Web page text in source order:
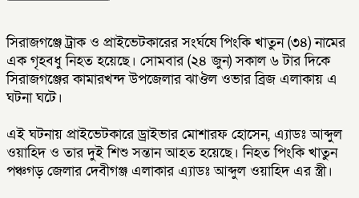
সিরাজগঞ্জে ট্রাক ও প্রাইভেটকারের সংর্ঘষে পিংকি খাতুন (৩৪) নামের
এক গৃহবধু নিহত হয়েছে। সোমবার (২৪ জুন) সকাল ৬ টার দিকে
সিরাজগঞ্জের কামারখন্দ উপজেলার ঝাঔল ওভার ব্রিজ এলাকায় এ
ঘটনা ঘটে।
এই ঘটনায় প্রাইভেটকারে ড্রাইভার মোশারফ হোসেন, এ্যাডঃ আব্দুল
ওয়াহিদ ও তার দুই শিশু সন্তান আহত হয়েছে। নিহত পিংকি খাতুন
পঞ্চগড় জেলার দেবীগঞ্জ এলাকার এ্যাডঃ আব্দুল ওয়াহিদ এর স্ত্রী।